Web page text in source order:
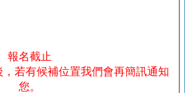
報名截止
您。